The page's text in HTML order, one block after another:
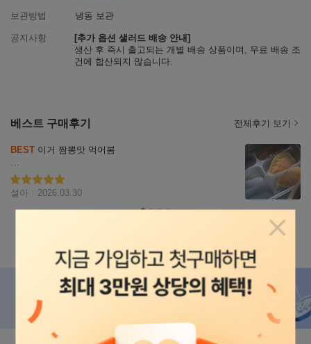
보관방법 냉동 보관
공지사항
[추가 옵션 샐러드 배송 안내]
생산 후 즉시 출고되는 개별 배송 상품이며, 무료 배송 조
건에 합산되지 않습니다.
베스트 구매후기
별점5
설아 2026.03.30
BEST 이거 짬뽕맛 먹어봄
혼합으로 여러 맛 왔는데 이거 먼저 까봄
결론부터 말하면 낫밷임
조리는 전자레인지 돌리면 끝이라 편함
사진처럼 만두피는 얇은 편이고 속 꽉 찬 느낌은 아니
라 가볍게 먹기 좋음
그래서 사이드로 두기 딱 맞는 포지션
짬뽕맛이라 해서 엄청 자극적일 줄 알았는데
그 정도는 아니고 살짝 매콤한 정도라 무난함
닭가슴살 베이스라 부담 없고
리뷰
보기
전체후기 보기
상세정보 리뷰
팝업닫